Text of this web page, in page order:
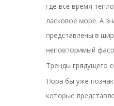
где все время
ласковое море. А
представлены в
неповторимый
Тренды грядущего
Пора бы уже
которые